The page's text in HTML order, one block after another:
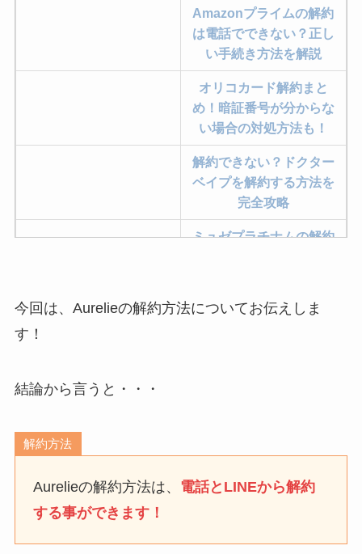
Amazonプライムの解約
は電話でできない？正し
い手続き方法を解説
オリコカード解約まと
め！暗証番号が分からな
い場合の対処方法も！
解約できない？ドクター
ベイプを解約する方法を
完全攻略
ミュゼプラチナムの解約
レミノの解約方法まと
なにわサプリ
に手続きする方法ある？
今回は、Aurelieの解約方法についてお伝えしま
す！
結論から言うと・・・
解約方法
Aurelieの解約方法は、 電話とLINEから解約
する事ができます！